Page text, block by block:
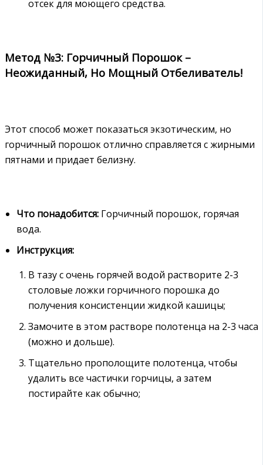
отсек для моющего средства.
Метод №3: Горчичный Порошок –
Неожиданный, Но Мощный Отбеливатель!
Этот способ может показаться экзотическим, но
горчичный порошок отлично справляется с жирными
пятнами и придает белизну.
Что понадобится: Горчичный порошок, горячая
вода.
Инструкция:
В тазу с очень горячей водой растворите 2-3
столовые ложки горчичного порошка до
получения консистенции жидкой кашицы;
Замочите в этом растворе полотенца на 2-3 часа
(можно и дольше).
Тщательно прополощите полотенца, чтобы
удалить все частички горчицы, а затем
постирайте как обычно;